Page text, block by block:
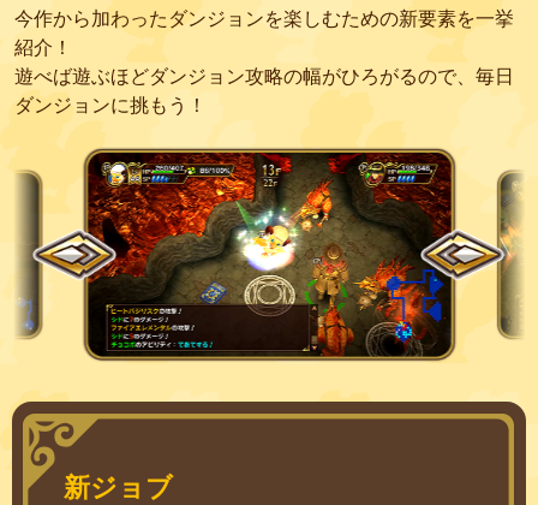
今作から加わったダンジョンを楽しむための新要素を一挙
紹介！
遊べば遊ぶほどダンジョン攻略の幅がひろがるので、毎日
ダンジョンに挑もう！
新ジョブ